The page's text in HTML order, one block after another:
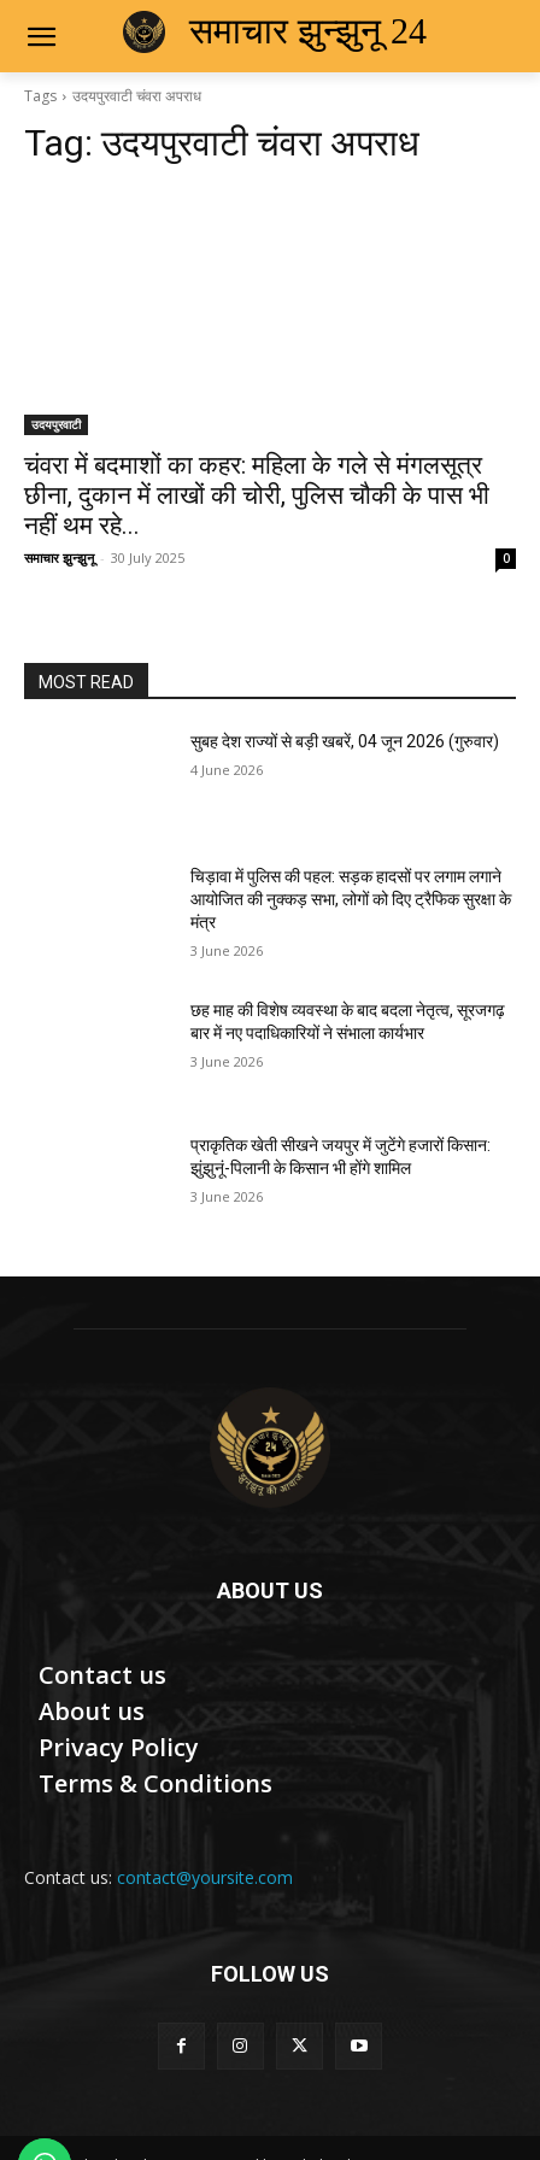
समाचार झुन्झुनू 24
Tags उदयपुरवाटी चंवरा अपराध
Tag:उदयपुरवाटी चंवरा अपराध
उदयपुरवाटी
चंवरा में बदमाशों का कहर: महिला के गले से मंगलसूत्र
छीना, दुकान में लाखों की चोरी, पुलिस चौकी के पास भी
नहीं थम रहे...
समाचार झुन्झुनू - 30 July 2025 0
MOST READ
सुबह देश राज्यों से बड़ी खबरें, 04 जून 2026 (गुरुवार)
4 June 2026
चिड़ावा में पुलिस की पहल: सड़क हादसों पर लगाम लगाने
आयोजित की नुक्कड़ सभा, लोगों को दिए ट्रैफिक सुरक्षा के
मंत्र
3 June 2026
छह माह की विशेष व्यवस्था के बाद बदला नेतृत्व, सूरजगढ़
बार में नए पदाधिकारियों ने संभाला कार्यभार
3 June 2026
प्राकृतिक खेती सीखने जयपुर में जुटेंगे हजारों किसान:
झुंझुनूं-पिलानी के किसान भी होंगे शामिल
3 June 2026
ABOUT US
Contact us
About us
Privacy Policy
Terms & Conditions
Contact us: contact@yoursite.com
FOLLOW US